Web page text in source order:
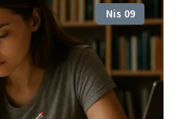
Nis 09